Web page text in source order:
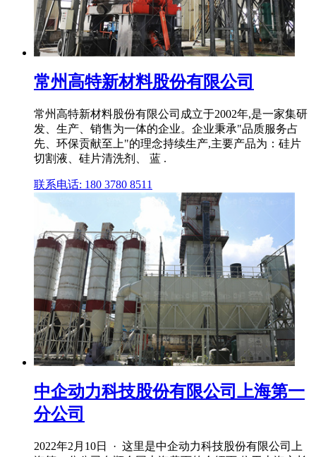
常州高特新材料股份有限公司
常州高特新材料股份有限公司成立于2002年,是一家集研
发、生产、销售为一体的企业。企业秉承"品质服务占
先、环保贡献至上"的理念持续生产,主要产品为：硅片
切割液、硅片清洗剂、 蓝 .
联系电话: 180 3780 8511
中企动力科技股份有限公司上海第一
分公司
2022年2月10日 · 这里是中企动力科技股份有限公司上